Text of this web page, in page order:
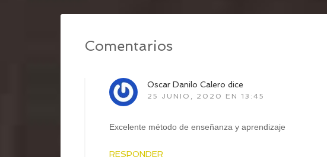
Comentarios
Oscar Danilo Calero dice
25 JUNIO, 2020 EN 13:45
Excelente método de enseñanza y aprendizaje
RESPONDER